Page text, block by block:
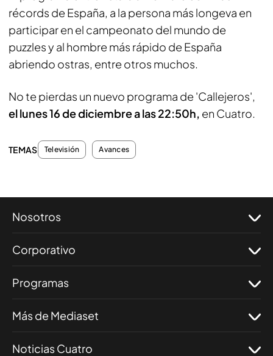
récords de España, a la persona más longeva en
participar en el campeonato del mundo de
puzzles y al hombre más rápido de España
abriendo ostras, entre otros muchos.
No te pierdas un nuevo programa de 'Callejeros',
el lunes 16 de diciembre a las 22:50h, en Cuatro.
TEMAS Televisión Avances
Nosotros
Corporativo
Programas
Más de Mediaset
Noticias Cuatro